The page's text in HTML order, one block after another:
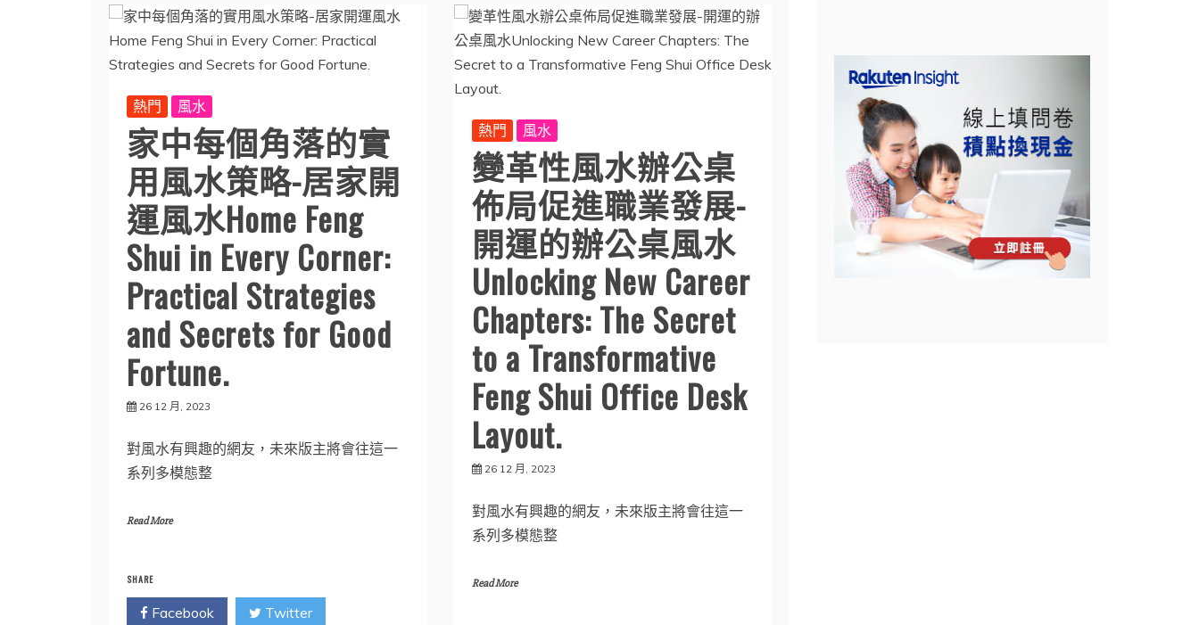
熱門 風水
家中每個角落的實
用風水策略-居家開
運風水Home Feng
Shui in Every Corner:
Practical Strategies
and Secrets for Good
Fortune.
26 12 月, 2023
對風水有興趣的網友，未來版主將會往這一
系列多模態整
Read More
SHARE
Facebook Twitter
熱門 風水
變革性風水辦公桌
佈局促進職業發展-
開運的辦公桌風水
Unlocking New Career
Chapters: The Secret
to a Transformative
Feng Shui Office Desk
Layout.
26 12 月, 2023
對風水有興趣的網友，未來版主將會往這一
系列多模態整
Read More